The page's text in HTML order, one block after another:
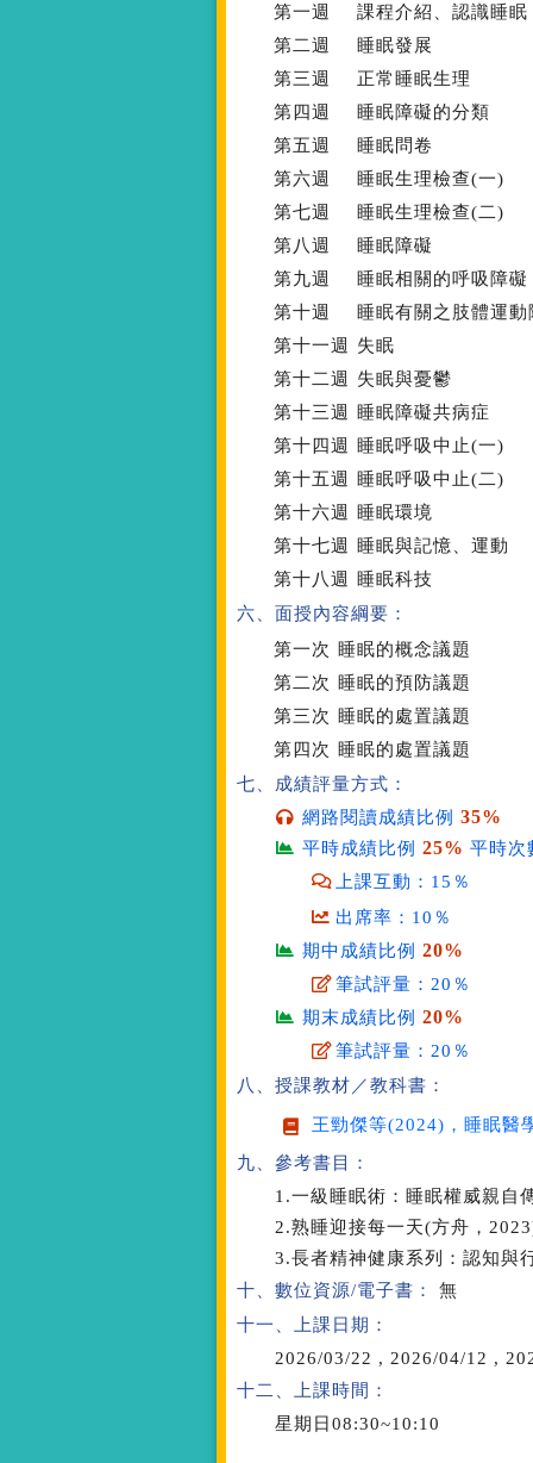
第一週
課程介紹、認識睡眠
第二週
睡眠發展
第三週
正常睡眠生理
第四週
睡眠障礙的分類
第五週
睡眠問卷
第六週
睡眠生理檢查(一)
第七週
睡眠生理檢查(二)
第八週
睡眠障礙
第九週
睡眠相關的呼吸障礙
第十週
睡眠有關之肢體運動
第十一週
失眠
第十二週
失眠與憂鬱
第十三週
睡眠障礙共病症
第十四週
睡眠呼吸中止(一)
第十五週
睡眠呼吸中止(二)
第十六週
睡眠環境
第十七週
睡眠與記憶、運動
第十八週
睡眠科技
六、面授內容綱要：
第一次 睡眠的概念議題
第二次 睡眠的預防議題
第三次 睡眠的處置議題
第四次 睡眠的處置議題
七、成績評量方式：
網路閱讀成績比例35%
平時成績比例25% 平時次
上課互動：15％
出席率：10％
期中成績比例20%
筆試評量：20％
期末成績比例20%
筆試評量：20％
八、授課教材／教科書：
王勁傑等(2024)， 睡眠醫
九、參考書目：
1.一級睡眠術：睡眠權威親自
2.熟睡迎接每一天(方舟，
3.長者精神健康系列：認知與
十、數位資源/電子書：
無
十一、上課日期：
2026/03/22 , 2026/04/12 ,
十二、上課時間：
星期日08:30~10:10